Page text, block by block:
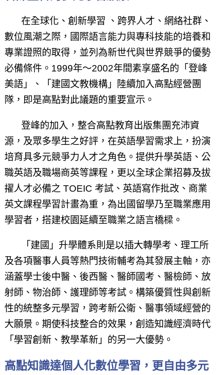
在全球化、創新學習 、跨界人才、網絡社群、
數位風潮之際，國際語言能力與專科技能的培養和
專業證照的取得，並列為新世代與世界競爭的優勢
必備條件。1999年～2002年間素享盛名的「登峰
美語」、「建國文教機構」陸續加入高點經營團
隊，即是高點對此議題的重要宣示。
登峰的加入，整合高點教育出版集團充沛資
源，及眾多學生之好評，在英語學習需求上，扮演
培育具多元競爭力人才之角色。提供升學英語、公
職英語及職場商英等課程，更以全球企業招募及拔
擢人才必備之 TOEIC 考試、英語寫作批改、商業
英文課程學習計畫為重，為出國留學乃至職業應用
學習者，搭建校園延續至職業之語言橋樑。
「建國」升學體系則是以插大轉學考、理工所
及各項醫事人員等熱門技術輔考為其發展主軸，亦
涵蓋學士後中醫、後西醫、醫師國考、醫檢師、放
射師、物治師、護理師等考試。構築優質性與創新
性的統整多元學習，跨考新公衛、醫事領域經營的
大願景。期使科技整合的效果，創造知識經濟時代
「學習創新、教學革新」的另一大優勢。
高點知識達個人化數位學習，更自由多元